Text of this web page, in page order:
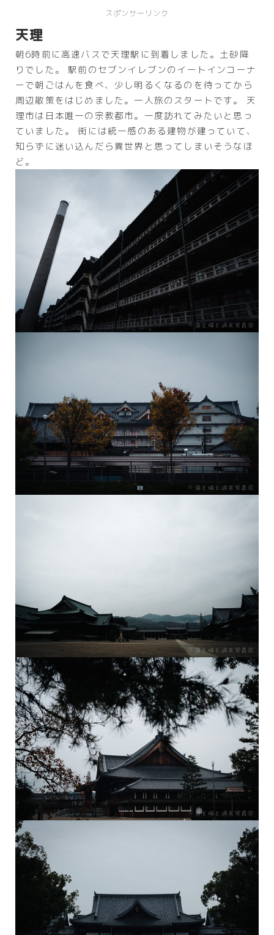
スポンサーリンク
天理
朝6時前に高速バスで天理駅に到着しました。土砂降
りでした。 駅前のセブンイレブンのイートインコーナ
ーで朝ごはんを食べ、少し明るくなるのを待ってから
周辺散策をはじめました。一人旅のスタートです。 天
理市は日本唯一の宗教都市。一度訪れてみたいと思っ
ていました。 街には統一感のある建物が建っていて、
知らずに迷い込んだら異世界と思ってしまいそうなほ
ど。